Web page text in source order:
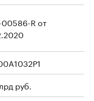
R от
руб.